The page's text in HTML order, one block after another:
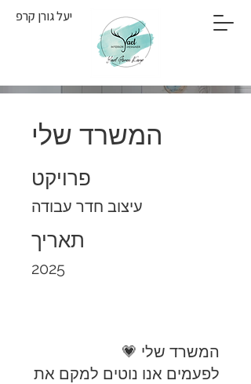
יעל גורן קרפ
המשרד שלי
פרויקט
עיצוב חדר עבודה
תאריך
2025
המשרד שלי 💗
לפעמים אנו נוטים למקם את